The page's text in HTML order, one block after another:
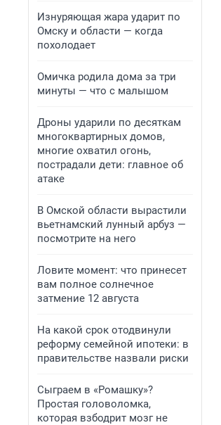
Изнуряющая жара ударит по
Омску и области — когда
похолодает
Омичка родила дома за три
минуты — что с малышом
Дроны ударили по десяткам
многоквартирных домов,
многие охватил огонь,
пострадали дети: главное об
атаке
В Омской области вырастили
вьетнамский лунный арбуз —
посмотрите на него
Ловите момент: что принесет
вам полное солнечное
затмение 12 августа
На какой срок отодвинули
реформу семейной ипотеки: в
правительстве назвали риски
Сыграем в «Ромашку»?
Простая головоломка,
которая взбодрит мозг не